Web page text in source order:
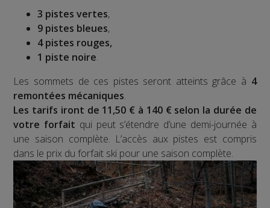
3 pistes vertes,
9 pistes bleues,
4 pistes rouges,
1 piste noire.
Les sommets de ces pistes seront atteints grâce à 4
remontées mécaniques.
Les tarifs iront de 11,50 € à 140 € selon la durée de
votre forfait qui peut s’étendre d’une demi-journée à
une saison complète. L’accès aux pistes est compris
dans le prix du forfait ski pour une saison complète.